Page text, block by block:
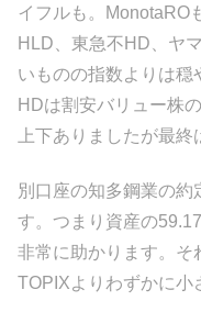
イフルも。MonotaRO
HLD、東急不HD、ヤ
いものの指数よりは穏
HDは割安バリュー株
上下ありましたが最終
別口座の知多鋼業の
す。つまり資産の
非常に助かります。そ
TOPIXよりわずかに小